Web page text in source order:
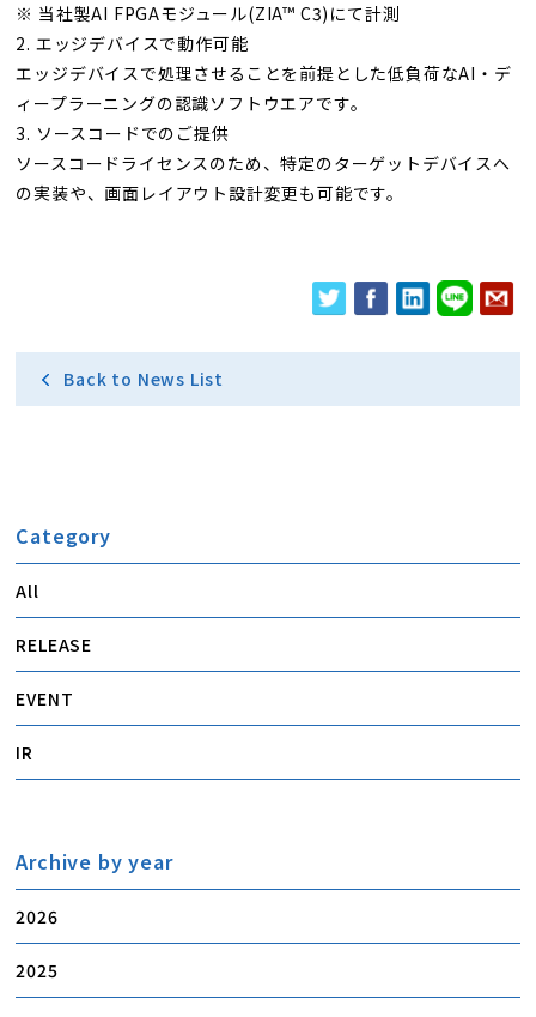
Category
All
RELEASE
EVENT
IR
Archive by year
2026
2025
※ 当社製AI FPGAモジュール(ZIA™ C3)にて計測
2. エッジデバイスで動作可能
エッジデバイスで処理させることを前提とした低負荷なAI・デ
ィープラーニングの認識ソフトウエアです。
3. ソースコードでのご提供
ソースコードライセンスのため、特定のターゲットデバイスへ
の実装や、画面レイアウト設計変更も可能です。
Back to News List